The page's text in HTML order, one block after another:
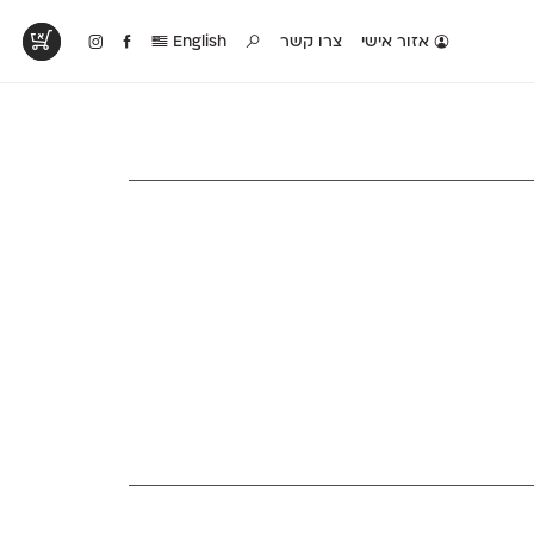
אזור אישי צרו קשר English
שנעשו עם
פונטים על־גבי דף A4
של הפונטים שלנו זה